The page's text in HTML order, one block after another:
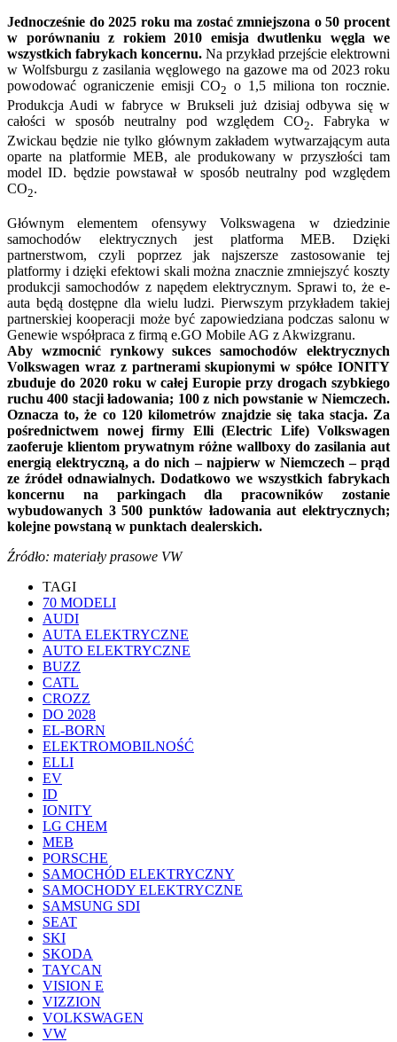
Jednocześnie do 2025 roku ma zostać zmniejszona o 50 procent
w porównaniu z rokiem 2010 emisja dwutlenku węgla we
wszystkich fabrykach koncernu. Na przykład przejście elektrowni
w Wolfsburgu z zasilania węglowego na gazowe ma od 2023 roku
powodować ograniczenie emisji CO2 o 1,5 miliona ton rocznie.
Produkcja Audi w fabryce w Brukseli już dzisiaj odbywa się w
całości w sposób neutralny pod względem CO2. Fabryka w
Zwickau będzie nie tylko głównym zakładem wytwarzającym auta
oparte na platformie MEB, ale produkowany w przyszłości tam
model ID. będzie powstawał w sposób neutralny pod względem
CO2.
Głównym elementem ofensywy Volkswagena w dziedzinie
samochodów elektrycznych jest platforma MEB. Dzięki
partnerstwom, czyli poprzez jak najszersze zastosowanie tej
platformy i dzięki efektowi skali można znacznie zmniejszyć koszty
produkcji samochodów z napędem elektrycznym. Sprawi to, że e-
auta będą dostępne dla wielu ludzi. Pierwszym przykładem takiej
partnerskiej kooperacji może być zapowiedziana podczas salonu w
Genewie współpraca z firmą e.GO Mobile AG z Akwizgranu.
Aby wzmocnić rynkowy sukces samochodów elektrycznych
Volkswagen wraz z partnerami skupionymi w spółce IONITY
zbuduje do 2020 roku w całej Europie przy drogach szybkiego
ruchu 400 stacji ładowania; 100 z nich powstanie w Niemczech.
Oznacza to, że co 120 kilometrów znajdzie się taka stacja. Za
pośrednictwem nowej firmy Elli (Electric Life) Volkswagen
zaoferuje klientom prywatnym różne wallboxy do zasilania aut
energią elektryczną, a do nich – najpierw w Niemczech – prąd
ze źródeł odnawialnych. Dodatkowo we wszystkich fabrykach
koncernu na parkingach dla pracowników zostanie
wybudowanych 3 500 punktów ładowania aut elektrycznych;
kolejne powstaną w punktach dealerskich.
Źródło: materiały prasowe VW
TAGI
70 MODELI
AUDI
AUTA ELEKTRYCZNE
AUTO ELEKTRYCZNE
BUZZ
CATL
CROZZ
DO 2028
EL-BORN
ELEKTROMOBILNOŚĆ
ELLI
EV
ID
IONITY
LG CHEM
MEB
PORSCHE
SAMOCHÓD ELEKTRYCZNY
SAMOCHODY ELEKTRYCZNE
SAMSUNG SDI
SEAT
SKI
SKODA
TAYCAN
VISION E
VIZZION
VOLKSWAGEN
VW